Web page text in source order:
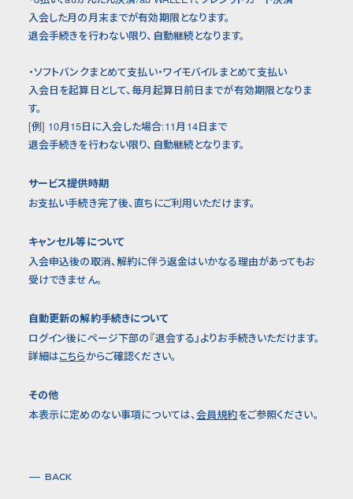
入会した月の月末までが有効期限となります。
退会手続きを行わない限り、自動継続となります。
・ソフトバンクまとめて支払い・ワイモバイルまとめて支払い
入会日を起算日として、毎月起算日前日までが有効期限となりま
す。
[例] 10月15日に入会した場合:11月14日まで
退会手続きを行わない限り、自動継続となります。
サービス提供時期
お支払い手続き完了後、直ちにご利用いただけます。
キャンセル等について
入会申込後の取消、解約に伴う返金はいかなる理由があってもお
受けできません。
自動更新の解約手続きについて
ログイン後にページ下部の『退会する』よりお手続きいただけます。
詳細はこちらからご確認ください。
その他
本表示に定めのない事項については、会員規約をご参照ください。
BACK